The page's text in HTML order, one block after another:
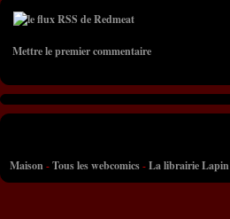
Mettre le premier commentaire
Maison-Tous les webcomics-La librairie Lapin